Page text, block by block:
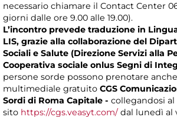
necessario chiamare il Contact Center
giorni dalle ore 9.00 alle 19.00).
L’incontro prevede traduzione in
LIS, grazie alla collaborazione del
Sociali e Salute (Direzione Servizi alla
Cooperativa sociale onlus Segni di
persone sorde possono prenotare
multimediale gratuito CGS
Sordi di Roma Capitale - collegandosi al
sito https://cgs.veasyt.com/dal lunedì al